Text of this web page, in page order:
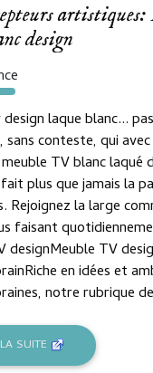
design
laque blanc...
sans conteste, qui
TV blanc laqué
plus que jamais la
Rejoignez la large
faisant
designMeuble TV
en idées et
notre rubrique
SUITE